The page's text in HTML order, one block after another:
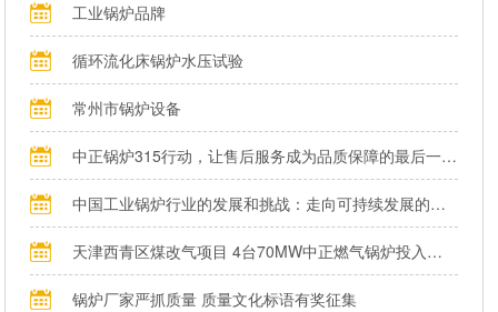
工业锅炉品牌
循环流化床锅炉水压试验
常州市锅炉设备
中正锅炉315行动，让售后服务成为品质保障的最后一公里
中国工业锅炉行业的发展和挑战：走向可持续发展的新阶段
天津西青区煤改气项目 4台70MW中正燃气锅炉投入运行
锅炉厂家严抓质量 质量文化标语有奖征集